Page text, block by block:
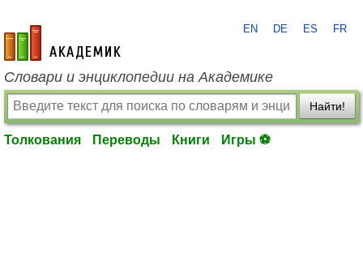
academic.ru
EN DE ES FR
Словари и энциклопедии на Академике
Найти!
Толкования Переводы Книги Игры ⚽